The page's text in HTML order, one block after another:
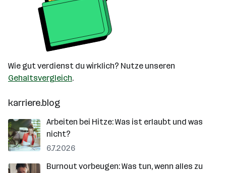
Wie gut verdienst du wirklich? Nutze unseren
Gehaltsvergleich.
karriere.blog
Arbeiten bei Hitze: Was ist erlaubt und was
nicht?
6.7.2026
Burnout vorbeugen: Was tun, wenn alles zu